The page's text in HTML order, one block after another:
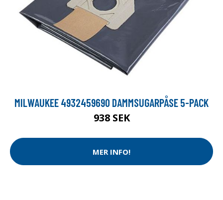
MILWAUKEE 4932459690 DAMMSUGARPÅSE 5-PACK
938 SEK
MER INFO!